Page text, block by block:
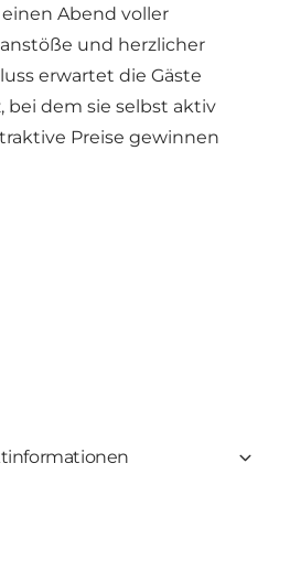
Abend voller
und herzlicher
erwartet die Gäste
bei dem sie selbst aktiv
Preise gewinnen